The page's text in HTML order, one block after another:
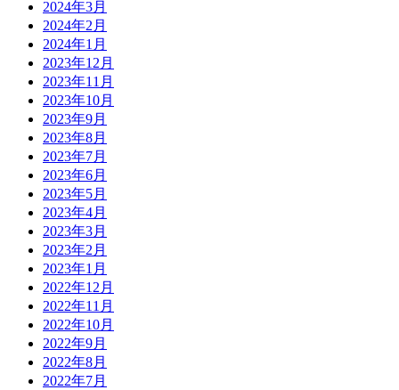
2024年3月
2024年2月
2024年1月
2023年12月
2023年11月
2023年10月
2023年9月
2023年8月
2023年7月
2023年6月
2023年5月
2023年4月
2023年3月
2023年2月
2023年1月
2022年12月
2022年11月
2022年10月
2022年9月
2022年8月
2022年7月